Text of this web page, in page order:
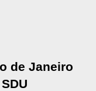
de Janeiro